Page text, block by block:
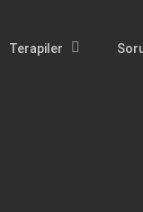
Terapiler